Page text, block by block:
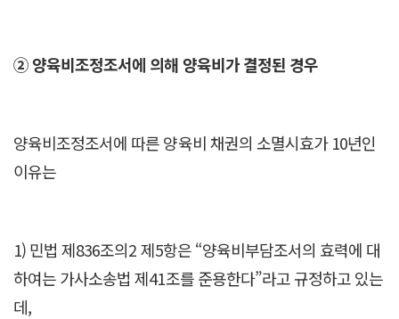
② 양육비조정조서에 의해 양육비가 결정된 경우
양육비조정조서에 따른 양육비 채권의 소멸시효가 10년인
이유는
1) 민법 제836조의2 제5항은 “양육비부담조서의 효력에 대
하여는 가사소송법 제41조를 준용한다”라고 규정하고 있는
데,